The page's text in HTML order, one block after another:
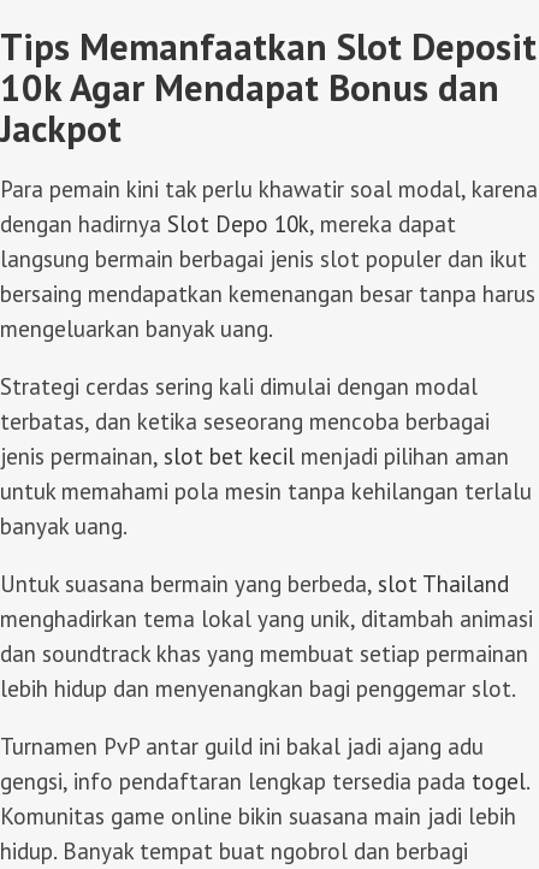
Tips Memanfaatkan Slot Deposit
10k Agar Mendapat Bonus dan
Jackpot
Para pemain kini tak perlu khawatir soal modal, karena
dengan hadirnya Slot Depo 10k, mereka dapat
langsung bermain berbagai jenis slot populer dan ikut
bersaing mendapatkan kemenangan besar tanpa harus
mengeluarkan banyak uang.
Strategi cerdas sering kali dimulai dengan modal
terbatas, dan ketika seseorang mencoba berbagai
jenis permainan, slot bet kecil menjadi pilihan aman
untuk memahami pola mesin tanpa kehilangan terlalu
banyak uang.
Untuk suasana bermain yang berbeda, slot Thailand
menghadirkan tema lokal yang unik, ditambah animasi
dan soundtrack khas yang membuat setiap permainan
lebih hidup dan menyenangkan bagi penggemar slot.
Turnamen PvP antar guild ini bakal jadi ajang adu
gengsi, info pendaftaran lengkap tersedia pada togel.
Komunitas game online bikin suasana main jadi lebih
hidup. Banyak tempat buat ngobrol dan berbagi